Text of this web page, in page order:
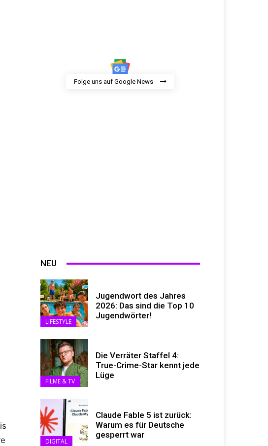
Folge uns auf Google News
NEU
LIFESTYLE
Jugendwort des Jahres
2026: Das sind die Top 10
Jugendwörter!
FILME & TV
Die Verräter Staffel 4:
True-Crime-Star kennt jede
Lüge
DIGITAL
Claude Fable 5 ist zurück:
Warum es für Deutsche
gesperrt war